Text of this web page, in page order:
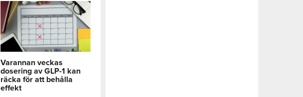
Varannan veckas
dosering av GLP-1 kan
räcka för att behålla
effekt